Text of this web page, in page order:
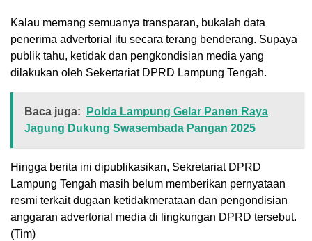
Kalau memang semuanya transparan, bukalah data
penerima advertorial itu secara terang benderang. Supaya
publik tahu, ketidak dan pengkondisian media yang
dilakukan oleh Sekertariat DPRD Lampung Tengah.
Baca juga:
Polda Lampung Gelar Panen Raya
Jagung Dukung Swasembada Pangan 2025
Hingga berita ini dipublikasikan, Sekretariat DPRD
Lampung Tengah masih belum memberikan pernyataan
resmi terkait dugaan ketidakmerataan dan pengondisian
anggaran advertorial media di lingkungan DPRD tersebut.
(Tim)